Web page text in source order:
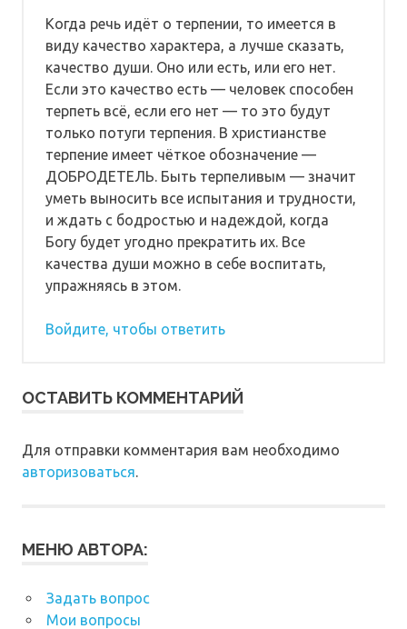
Когда речь идёт о терпении, то имеется в
виду качество характера, а лучше сказать,
качество души. Оно или есть, или его нет.
Если это качество есть — человек способен
терпеть всё, если его нет — то это будут
только потуги терпения. В христианстве
терпение имеет чёткое обозначение —
ДОБРОДЕТЕЛЬ. Быть терпеливым — значит
уметь выносить все испытания и трудности,
и ждать с бодростью и надеждой, когда
Богу будет угодно прекратить их. Все
качества души можно в себе воспитать,
упражняясь в этом.
Войдите, чтобы ответить
ОСТАВИТЬ КОММЕНТАРИЙ
Для отправки комментария вам необходимо
авторизоваться.
МЕНЮ АВТОРА:
Задать вопрос
Мои вопросы